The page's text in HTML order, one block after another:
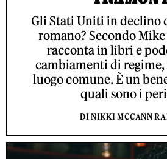
Gli Stati Uniti in declino
romano? Secondo
racconta in libri e
cambiamenti di regime,
luogo comune. È un
quali sono i
DI NIKKI MCCANN